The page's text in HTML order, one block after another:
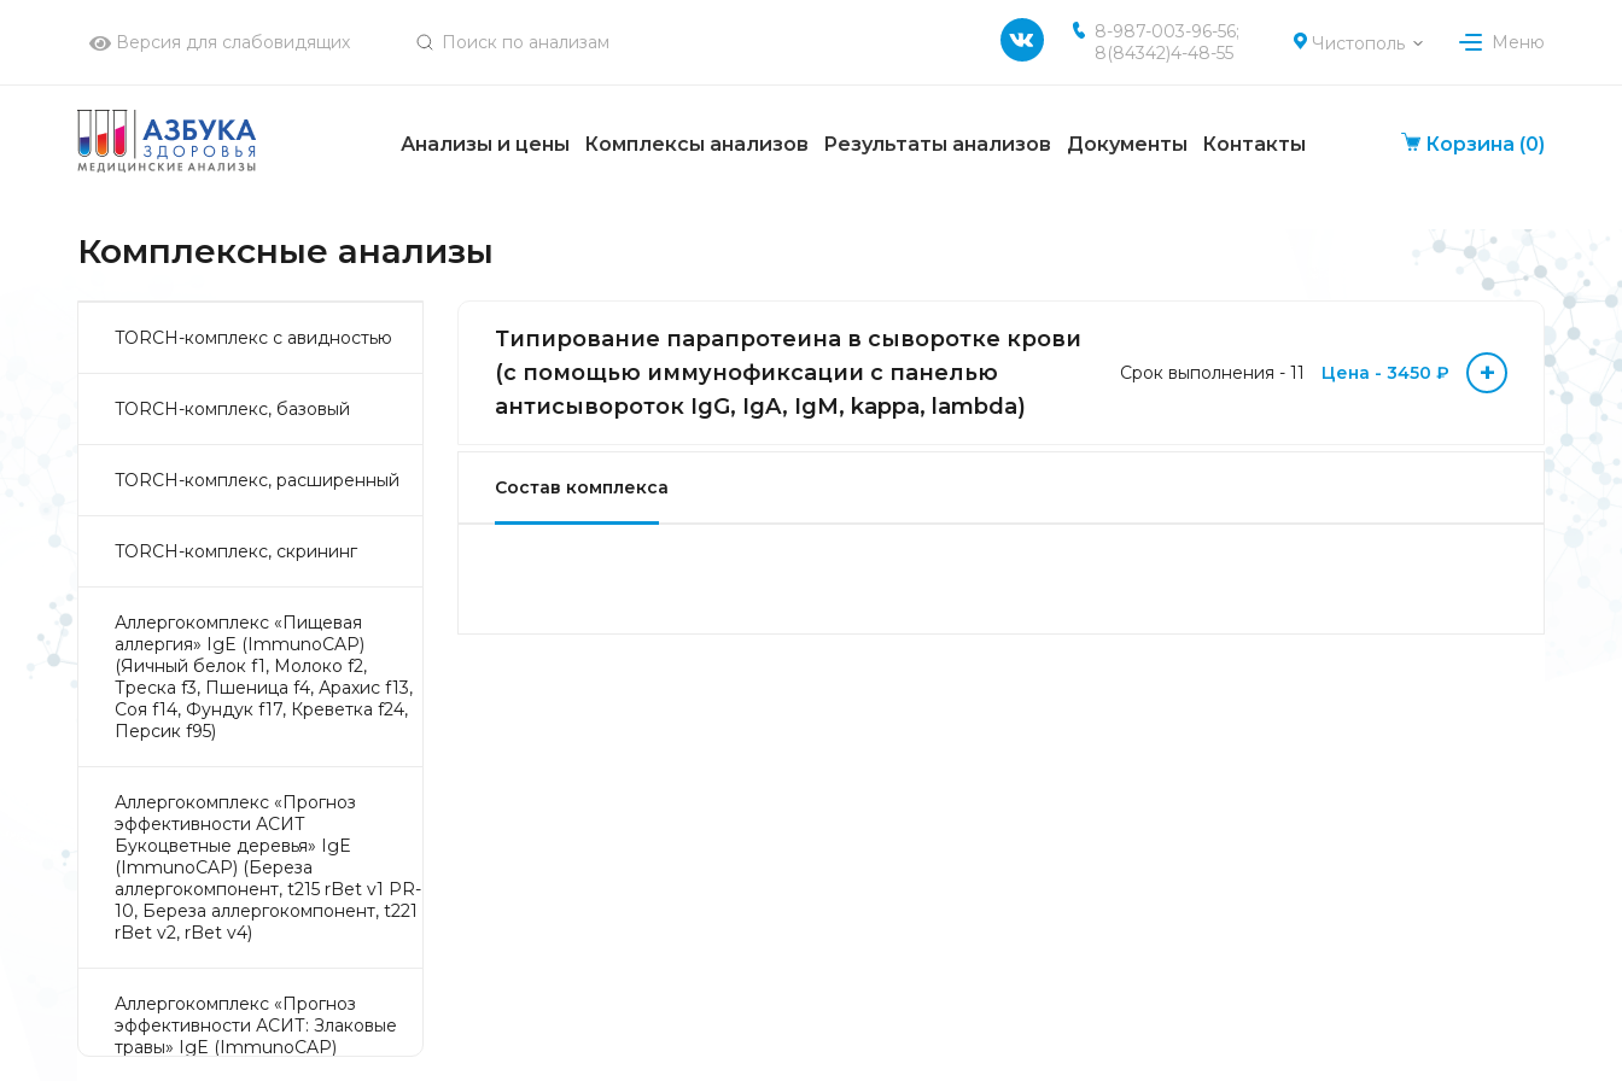
Версия для слабовидящих
8-987-003-96-56;
8(84342)4-48-55
Чистополь Меню
Анализы и цены Комплексы анализов Результаты анализов Документы Контакты Корзина (0)
Комплексные анализы
TORCH-комплекс с авидностью
TORCH-комплекс, базовый
TORCH-комплекс, расширенный
TORCH-комплекс, скрининг
Аллергокомплекс «Пищевая
аллергия» IgE (ImmunoCAP)
(Яичный белок f1, Молоко f2,
Треска f3, Пшеница f4, Арахис f13,
Соя f14, Фундук f17, Креветка f24,
Персик f95)
Аллергокомплекс «Прогноз
эффективности АСИТ
Букоцветные деревья» IgE
(ImmunoCAP) (Береза
аллергокомпонент, t215 rBet v1 PR-
10, Береза аллергокомпонент, t221
rBet v2, rBet v4)
Аллергокомплекс «Прогноз
эффективности АСИТ: Злаковые
травы» IgE (ImmunoCAP)
Типирование парапротеина в сыворотке крови
(с помощью иммунофиксации с панелью
антисывороток IgG, IgA, IgM, kappa, lambda)
Срок выполнения - 11 Цена - 3450 ₽ +
Состав комплекса